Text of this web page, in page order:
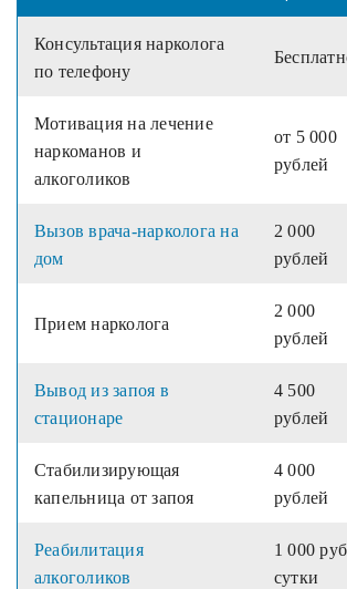
Консультация нарколога
по телефону
Мотивация на лечение
наркоманов и
алкоголиков
от 5 000
рублей
Вызов врача-нарколога на
дом
2 000
рублей
Прием нарколога
2 000
рублей
Вывод из запоя в
стационаре
4 500
рублей
Стабилизирующая
капельница от запоя
4 000
рублей
Реабилитация
алкоголиков
1 000
сутки